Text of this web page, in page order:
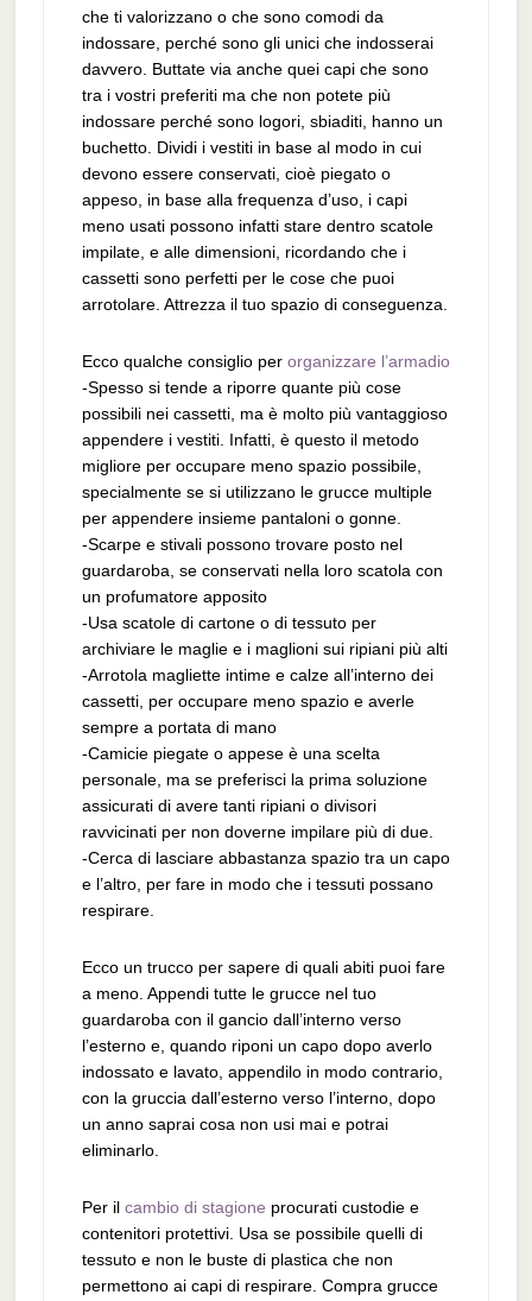
che ti valorizzano o che sono comodi da
indossare, perché sono gli unici che indosserai
davvero. Buttate via anche quei capi che sono
tra i vostri preferiti ma che non potete più
indossare perché sono logori, sbiaditi, hanno un
buchetto. Dividi i vestiti in base al modo in cui
devono essere conservati, cioè piegato o
appeso, in base alla frequenza d’uso, i capi
meno usati possono infatti stare dentro scatole
impilate, e alle dimensioni, ricordando che i
cassetti sono perfetti per le cose che puoi
arrotolare. Attrezza il tuo spazio di conseguenza.
Ecco qualche consiglio per organizzare l’armadio
-Spesso si tende a riporre quante più cose
possibili nei cassetti, ma è molto più vantaggioso
appendere i vestiti. Infatti, è questo il metodo
migliore per occupare meno spazio possibile,
specialmente se si utilizzano le grucce multiple
per appendere insieme pantaloni o gonne.
-Scarpe e stivali possono trovare posto nel
guardaroba, se conservati nella loro scatola con
un profumatore apposito
-Usa scatole di cartone o di tessuto per
archiviare le maglie e i maglioni sui ripiani più alti
-Arrotola magliette intime e calze all’interno dei
cassetti, per occupare meno spazio e averle
sempre a portata di mano
-Camicie piegate o appese è una scelta
personale, ma se preferisci la prima soluzione
assicurati di avere tanti ripiani o divisori
ravvicinati per non doverne impilare più di due.
-Cerca di lasciare abbastanza spazio tra un capo
e l’altro, per fare in modo che i tessuti possano
respirare.
Ecco un trucco per sapere di quali abiti puoi fare
a meno. Appendi tutte le grucce nel tuo
guardaroba con il gancio dall’interno verso
l’esterno e, quando riponi un capo dopo averlo
indossato e lavato, appendilo in modo contrario,
con la gruccia dall’esterno verso l’interno, dopo
un anno saprai cosa non usi mai e potrai
eliminarlo.
Per il cambio di stagione procurati custodie e
contenitori protettivi. Usa se possibile quelli di
tessuto e non le buste di plastica che non
permettono ai capi di respirare. Compra grucce